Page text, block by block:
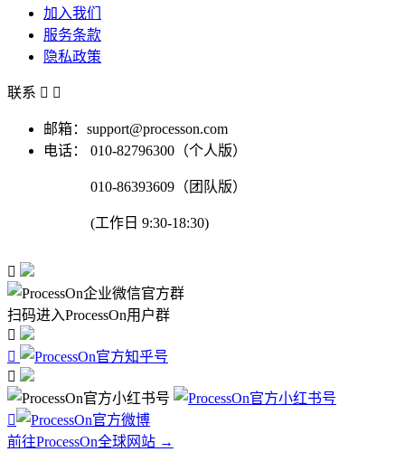
加入我们
服务条款
隐私政策
联系  
邮箱：support@processon.com
电话：
010-82796300（个人版）
010-86393609（团队版）
(工作日 9:30-18:30)

扫码进入ProcessOn用户群




前往ProcessOn全球网站 →